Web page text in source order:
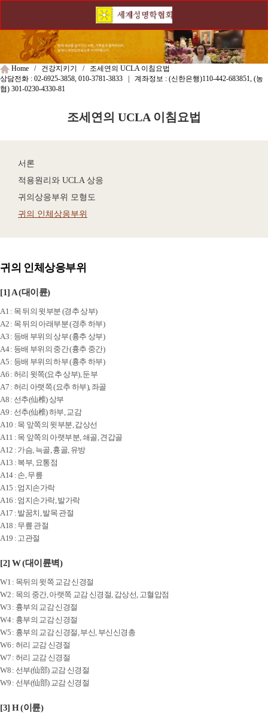
Home / 건강지키기 / 조세연의 UCLA 이침요법
상담전화 : 02-6925-3858, 010-3781-3833 | 계좌정보 : (신한은행)110-442-683851, (농
협) 301-0230-4330-81
조세연의 UCLA 이침요법
서론
적용원리와 UCLA 상응
귀의상응부위 모형도
귀의 인체상응부위
귀의 인체상응부위
[1] A (대이륜)
A1 : 목 뒤의 윗부분 (경추 상부)
A2 : 목 뒤의 아래부분 (경추 하부)
A3 : 등배 부위의 상부 (흉추 상부)
A4 : 등배 부위의 중간 (흉추 중간)
A5 : 등배 부위의 하부 (흉추 하부)
A6 : 허리 윗쪽(요추 상부), 둔부
A7 : 허리 아랫쪽 (요추 하부), 좌골
A8 : 선추(仙椎) 상부
A9 : 선추(仙椎) 하부, 교감
A10 : 목 앞쪽의 윗부분, 갑상선
A11 : 목 앞쪽의 아랫부분, 쇄골, 견갑골
A12 : 가슴, 늑골, 흉골, 유방
A13 : 복부, 요통점
A14 : 손, 무릎
A15 : 엄지손가락
A16 : 엄지손가락, 발가락
A17 : 발꿈치, 발목 관절
A18 : 무릎 관절
A19 : 고관절
[2] W (대이륜벽)
W1 : 목뒤의 윗쪽 교감 신경절
W2 : 목의 중간, 아랫쪽 교감 신경절, 갑상선, 고혈압점
W3 : 흉부의 교감 신경절
W4 : 흉부의 교감 신경절
W5 : 흉부의 교감 신경절, 부신, 부신신경총
W6 : 허리 교감 신경절
W7 : 허리 교감 신경절
W8 : 선부(仙部) 교감 신경절
W9 : 선부(仙部) 교감 신경절
[3] H (이륜)